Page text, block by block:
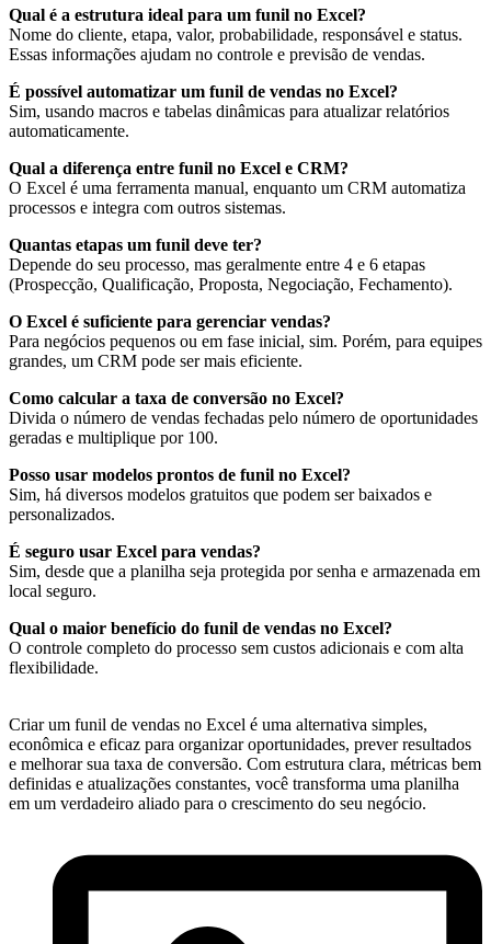
Qual é a estrutura ideal para um funil no Excel?
Nome do cliente, etapa, valor, probabilidade, responsável e status.
Essas informações ajudam no controle e previsão de vendas.
É possível automatizar um funil de vendas no Excel?
Sim, usando macros e tabelas dinâmicas para atualizar relatórios
automaticamente.
Qual a diferença entre funil no Excel e CRM?
O Excel é uma ferramenta manual, enquanto um CRM automatiza
processos e integra com outros sistemas.
Quantas etapas um funil deve ter?
Depende do seu processo, mas geralmente entre 4 e 6 etapas
(Prospecção, Qualificação, Proposta, Negociação, Fechamento).
O Excel é suficiente para gerenciar vendas?
Para negócios pequenos ou em fase inicial, sim. Porém, para equipes
grandes, um CRM pode ser mais eficiente.
Como calcular a taxa de conversão no Excel?
Divida o número de vendas fechadas pelo número de oportunidades
geradas e multiplique por 100.
Posso usar modelos prontos de funil no Excel?
Sim, há diversos modelos gratuitos que podem ser baixados e
personalizados.
É seguro usar Excel para vendas?
Sim, desde que a planilha seja protegida por senha e armazenada em
local seguro.
Qual o maior benefício do funil de vendas no Excel?
O controle completo do processo sem custos adicionais e com alta
flexibilidade.
Criar um funil de vendas no Excel é uma alternativa simples,
econômica e eficaz para organizar oportunidades, prever resultados
e melhorar sua taxa de conversão. Com estrutura clara, métricas bem
definidas e atualizações constantes, você transforma uma planilha
em um verdadeiro aliado para o crescimento do seu negócio.